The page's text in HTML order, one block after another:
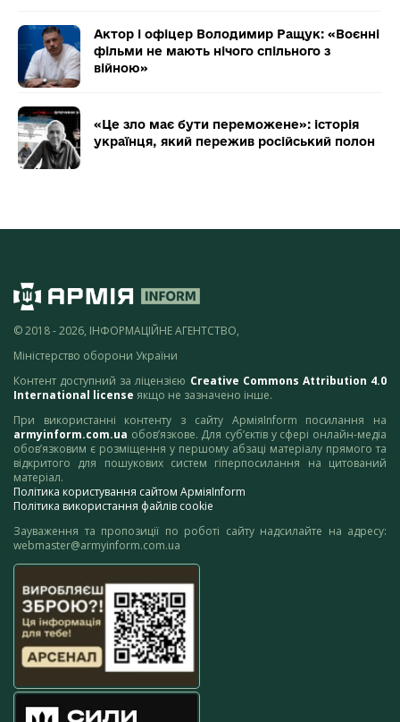
Актор і офіцер Володимир Ращук: «Воєнні
фільми не мають нічого спільного з
війною»
«Це зло має бути переможене»: історія
українця, який пережив російський полон
© 2018 - 2026, ІНФОРМАЦІЙНЕ АГЕНТСТВО,
Міністерство оборони України
Контент доступний за ліцензією Creative Commons Attribution 4.0
International license якщо не зазначено інше.
При використанні контенту з сайту АрміяInform посилання на
armyinform.com.ua обов’язкове. Для суб’єктів у сфері онлайн-медіа
обов’язковим є розміщення у першому абзаці матеріалу прямого та
відкритого для пошукових систем гіперпосилання на цитований
матеріал.
Політика користування сайтом АрміяInform
Політика використання файлів cookie
Зауваження та пропозиції по роботі сайту надсилайте на адресу:
webmaster@armyinform.com.ua